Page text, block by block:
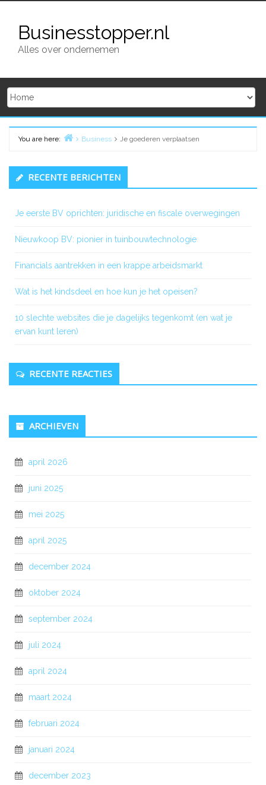
contentBusinesstopper.nl
Alles over ondernemen
You are here:
Business Je goederen verplaatsen
Primary
Sidebar
RECENTE BERICHTEN
Je eerste BV oprichten: juridische en fiscale overwegingen
Nieuwkoop BV: pionier in tuinbouwtechnologie
Financials aantrekken in een krappe arbeidsmarkt
Wat is het kindsdeel en hoe kun je het opeisen?
10 slechte websites die je dagelijks tegenkomt (en wat je
ervan kunt leren)
RECENTE REACTIES
ARCHIEVEN
april 2026
juni 2025
mei 2025
april 2025
december 2024
oktober 2024
september 2024
juli 2024
april 2024
maart 2024
februari 2024
januari 2024
december 2023